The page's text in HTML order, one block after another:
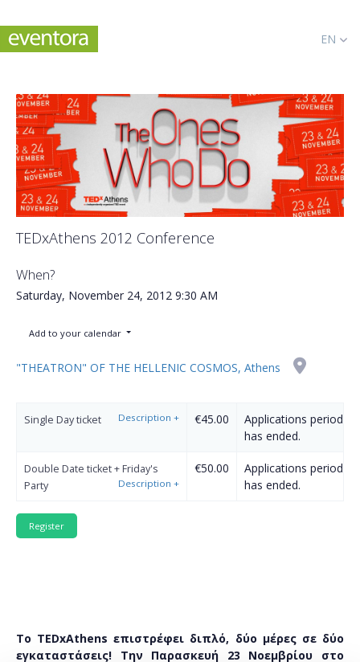
EN
TEDxAthens 2012 Conference
When?
Saturday, November 24, 2012 9:30 AM
Add to your calendar
"THEATRON" OF THE HELLENIC COSMOS, Athens
Single Day ticket Description + €45.00
Applications period
has ended.
Double Date ticket + Friday's
Party
Description +
€50.00
Applications period
has ended.
Το TEDxAthens επιστρέφει διπλό, δύο μέρες σε δύο
εγκαταστάσεις! Την Παρασκευή 23 Νοεμβρίου στο